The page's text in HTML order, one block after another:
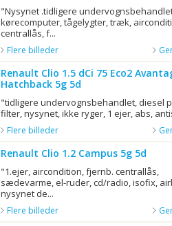
"Nysynet .tidligere
kørecomputer, tågelygter, træk,
centrallås, f...
Flere billeder
Renault Clio 1.5 dCi 75 Eco2
Hatchback 5g 5d
"tidligere undervognsbehandlet, diesel
filter, nysynet, ikke ryger, 1 ejer, abs,
Flere billeder
Renault Clio 1.2 Campus 5g 5d
"1.ejer, aircondition, fjernb. centrallås,
sædevarme, el-ruder, cd/radio, isofix,
nysynet de...
Flere billeder